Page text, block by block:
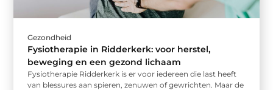
Gezondheid
Fysiotherapie in Ridderkerk: voor herstel,
beweging en een gezond lichaam
Fysiotherapie Ridderkerk is er voor iedereen die last heeft
van blessures aan spieren, zenuwen of gewrichten. Maar de